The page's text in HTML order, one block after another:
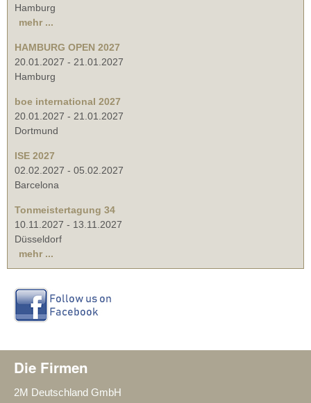
Hamburg
mehr ...
HAMBURG OPEN 2027
20.01.2027 - 21.01.2027
Hamburg
boe international 2027
20.01.2027 - 21.01.2027
Dortmund
ISE 2027
02.02.2027 - 05.02.2027
Barcelona
Tonmeistertagung 34
10.11.2027 - 13.11.2027
Düsseldorf
mehr ...
Die Firmen
2M Deutschland GmbH